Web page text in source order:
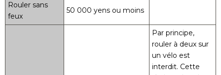
Rouler sans
feux
50 000 yens ou moins
Par principe,
rouler à deux sur
un vélo est
interdit. Cette